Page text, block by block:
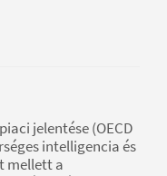
jelentése (OECD
intelligencia és
mellett a